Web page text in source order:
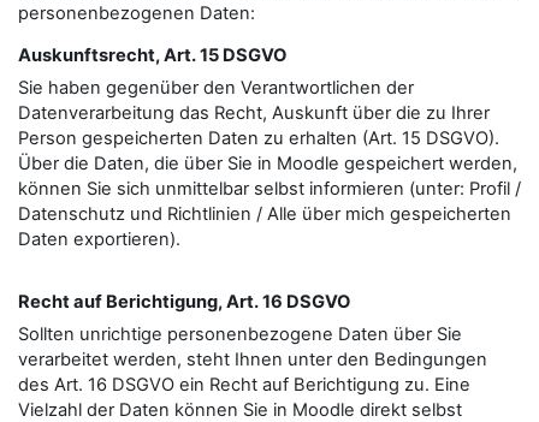
personenbezogenen Daten:
Auskunftsrecht, Art. 15 DSGVO
Sie haben gegenüber den Verantwortlichen der
Datenverarbeitung das Recht, Auskunft über die zu Ihrer
Person gespeicherten Daten zu erhalten (Art. 15 DSGVO).
Über die Daten, die über Sie in Moodle gespeichert werden,
können Sie sich unmittelbar selbst informieren (unter: Profil /
Datenschutz und Richtlinien / Alle über mich gespeicherten
Daten exportieren).
Recht auf Berichtigung, Art. 16 DSGVO
Sollten unrichtige personenbezogene Daten über Sie
verarbeitet werden, steht Ihnen unter den Bedingungen
des Art. 16 DSGVO ein Recht auf Berichtigung zu. Eine
Vielzahl der Daten können Sie in Moodle direkt selbst